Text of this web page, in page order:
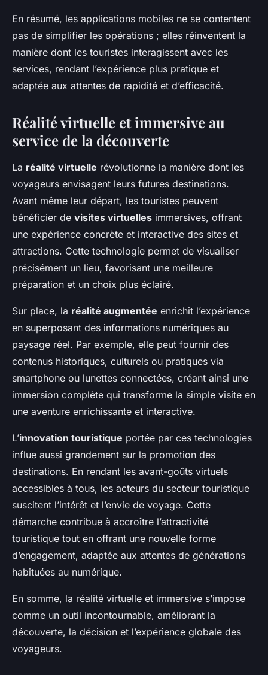
En résumé, les applications mobiles ne se contentent
pas de simplifier les opérations ; elles réinventent la
manière dont les touristes interagissent avec les
services, rendant l’expérience plus pratique et
adaptée aux attentes de rapidité et d’efficacité.
Réalité virtuelle et immersive au
service de la découverte
La réalité virtuelle révolutionne la manière dont les
voyageurs envisagent leurs futures destinations.
Avant même leur départ, les touristes peuvent
bénéficier de visites virtuelles immersives, offrant
une expérience concrète et interactive des sites et
attractions. Cette technologie permet de visualiser
précisément un lieu, favorisant une meilleure
préparation et un choix plus éclairé.
Sur place, la réalité augmentée enrichit l’expérience
en superposant des informations numériques au
paysage réel. Par exemple, elle peut fournir des
contenus historiques, culturels ou pratiques via
smartphone ou lunettes connectées, créant ainsi une
immersion complète qui transforme la simple visite en
une aventure enrichissante et interactive.
L’innovation touristique portée par ces technologies
influe aussi grandement sur la promotion des
destinations. En rendant les avant-goûts virtuels
accessibles à tous, les acteurs du secteur touristique
suscitent l’intérêt et l’envie de voyage. Cette
démarche contribue à accroître l’attractivité
touristique tout en offrant une nouvelle forme
d’engagement, adaptée aux attentes de générations
habituées au numérique.
En somme, la réalité virtuelle et immersive s’impose
comme un outil incontournable, améliorant la
découverte, la décision et l’expérience globale des
voyageurs.